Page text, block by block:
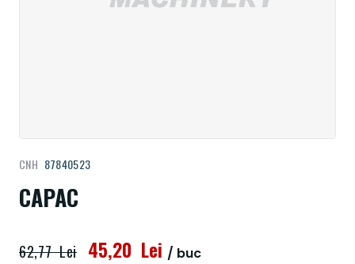
CAPAC
CNH 87840523
45,20 Lei
62,77 Lei / buc
la
începutul
galeriei
imagini